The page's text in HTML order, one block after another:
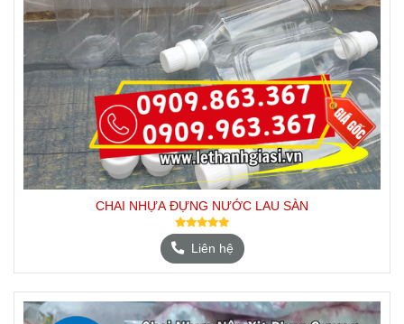
CHAI NHỰA ĐỰNG NƯỚC LAU SÀN
Liên hệ